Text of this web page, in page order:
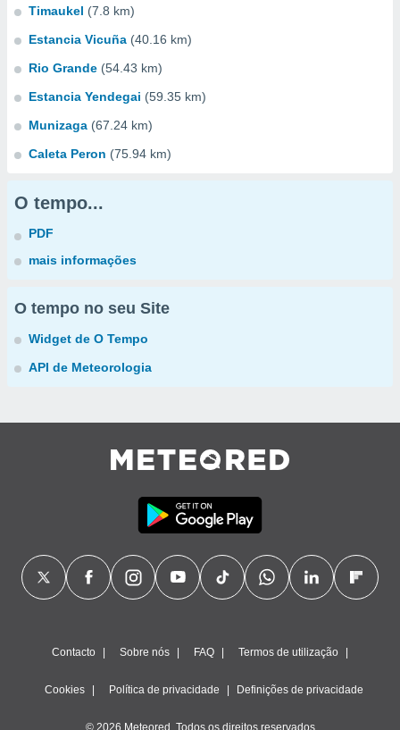
Timaukel (7.8 km)
Estancia Vicuña (40.16 km)
Rio Grande (54.43 km)
Estancia Yendegai (59.35 km)
Munizaga (67.24 km)
Caleta Peron (75.94 km)
O tempo...
PDF
mais informações
O tempo no seu Site
Widget de O Tempo
API de Meteorologia
Contacto Sobre nós FAQ Termos de utilização
Cookies Política de privacidade Definições de privacidade
© 2026 Meteored. Todos os direitos reservados